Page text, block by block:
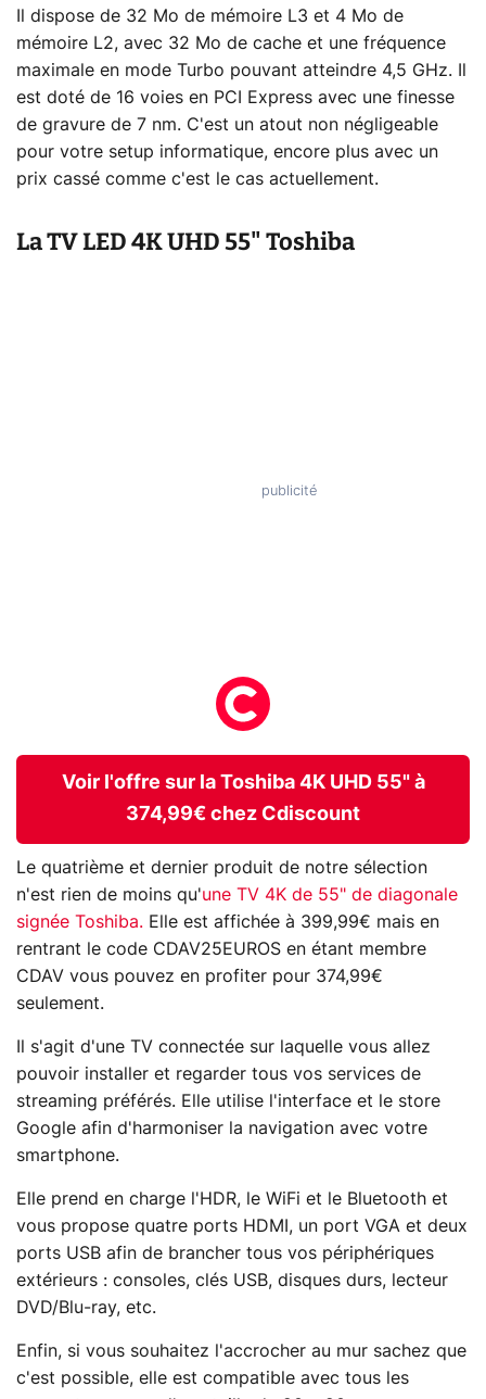
Il dispose de 32 Mo de mémoire L3 et 4 Mo de
mémoire L2, avec 32 Mo de cache et une fréquence
maximale en mode Turbo pouvant atteindre 4,5 GHz. Il
est doté de 16 voies en PCI Express avec une finesse
de gravure de 7 nm. C'est un atout non négligeable
pour votre setup informatique, encore plus avec un
prix cassé comme c'est le cas actuellement.
La TV LED 4K UHD 55" Toshiba
Voir l'offre sur la Toshiba 4K UHD 55" à
374,99€ chez Cdiscount
Le quatrième et dernier produit de notre sélection
n'est rien de moins qu'une TV 4K de 55" de diagonale
signée Toshiba. Elle est affichée à 399,99€ mais en
rentrant le code CDAV25EUROS en étant membre
CDAV vous pouvez en profiter pour 374,99€
seulement.
Il s'agit d'une TV connectée sur laquelle vous allez
pouvoir installer et regarder tous vos services de
streaming préférés. Elle utilise l'interface et le store
Google afin d'harmoniser la navigation avec votre
smartphone.
Elle prend en charge l'HDR, le WiFi et le Bluetooth et
vous propose quatre ports HDMI, un port VGA et deux
ports USB afin de brancher tous vos périphériques
extérieurs : consoles, clés USB, disques durs, lecteur
DVD/Blu-ray, etc.
Enfin, si vous souhaitez l'accrocher au mur sachez que
c'est possible, elle est compatible avec tous les